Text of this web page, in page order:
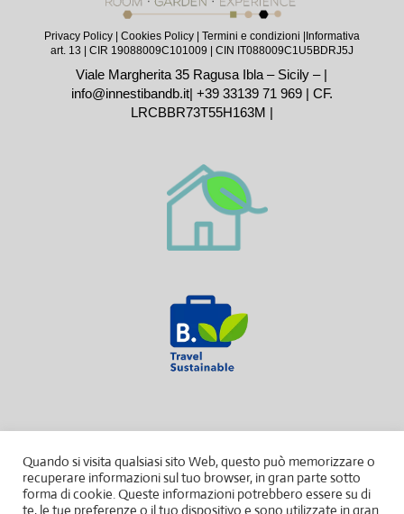
Privacy Policy| Cookies Policy| Termini e condizioni |Informativa
art. 13 | CIR 19088009C101009 | CIN IT088009C1U5BDRJ5J
Viale Margherita 35 Ragusa Ibla – Sicily – |
info@innestibandb.it| +39 33139 71 969| CF.
LRCBBR73T55H163M |
Quando si visita qualsiasi sito Web, questo può memorizzare o
recuperare informazioni sul tuo browser, in gran parte sotto
forma di cookie. Queste informazioni potrebbero essere su di
te, le tue preferenze o il tuo dispositivo e sono utilizzate in gran